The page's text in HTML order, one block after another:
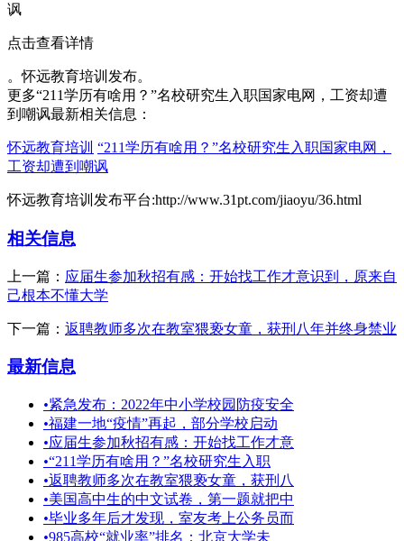
讽
点击查看详情
。怀远教育培训发布。
更多“211学历有啥用？”名校研究生入职国家电网，工资却遭
到嘲讽最新相关信息：
怀远教育培训 “211学历有啥用？”名校研究生入职国家电网，
工资却遭到嘲讽
怀远教育培训发布平台:http://www.31pt.com/jiaoyu/36.html
相关信息
上一篇： 应届生参加秋招有感：开始找工作才意识到，原来自
己根本不懂大学
下一篇： 返聘教师多次在教室猥亵女童，获刑八年并终身禁业
最新信息
•紧急发布：2022年中小学校园防疫安全
•福建一地“疫情”再起，部分学校启动
•应届生参加秋招有感：开始找工作才意
•“211学历有啥用？”名校研究生入职
•返聘教师多次在教室猥亵女童，获刑八
•美国高中生的中文试卷，第一题就把中
•毕业多年后才发现，室友考上公务员而
•985高校“就业率”排名：北京大学未